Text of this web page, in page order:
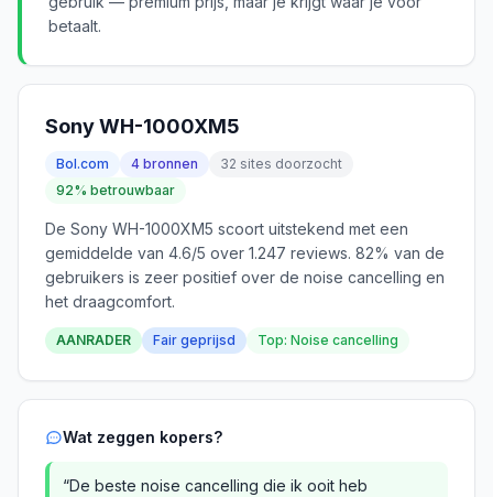
betaalt.
Sony WH-1000XM5
Bol.com 4 bronnen
32 sites doorzocht
92% betrouwbaar
De Sony WH-1000XM5 scoort uitstekend met een
gemiddelde van 4.6/5 over 1.247 reviews. 82% van de
gebruikers is zeer positief over de noise cancelling en
het draagcomfort.
AANRADER Fair geprijsd Top: Noise cancelling
Wat zeggen kopers?
“De beste noise cancelling die ik ooit heb